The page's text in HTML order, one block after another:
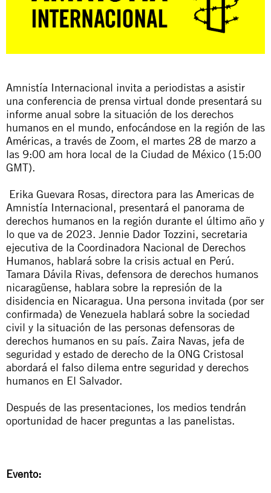
Amnistía Internacional invita a periodistas a asistir
una conferencia de prensa virtual donde presentará su
informe anual sobre la situación de los derechos
humanos en el mundo, enfocándose en la región de las
Américas, a través de Zoom, el martes 28 de marzo a
las 9:00 am hora local de la Ciudad de México (15:00
GMT).
Erika Guevara Rosas, directora para las Americas de
Amnistía Internacional, presentará el panorama de
derechos humanos en la región durante el último año y
lo que va de 2023. Jennie Dador Tozzini, secretaria
ejecutiva de la Coordinadora Nacional de Derechos
Humanos, hablará sobre la crisis actual en Perú.
Tamara Dávila Rivas, defensora de derechos humanos
nicaragüense, hablara sobre la represión de la
disidencia en Nicaragua. Una persona invitada (por ser
confirmada) de Venezuela hablará sobre la sociedad
civil y la situación de las personas defensoras de
derechos humanos en su país. Zaira Navas, jefa de
seguridad y estado de derecho de la ONG Cristosal
abordará el falso dilema entre seguridad y derechos
humanos en El Salvador.
Después de las presentaciones, los medios tendrán
oportunidad de hacer preguntas a las panelistas.
Evento: